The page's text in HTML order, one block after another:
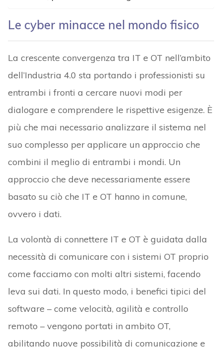
Le cyber minacce nel mondo fisico
La crescente convergenza tra IT e OT nell’ambito
dell’Industria 4.0 sta portando i professionisti su
entrambi i fronti a cercare nuovi modi per
dialogare e comprendere le rispettive esigenze. È
più che mai necessario analizzare il sistema nel
suo complesso per applicare un approccio che
combini il meglio di entrambi i mondi. Un
approccio che deve necessariamente essere
basato su ciò che IT e OT hanno in comune,
ovvero i dati.
La volontà di connettere IT e OT è guidata dalla
necessità di comunicare con i sistemi OT proprio
come facciamo con molti altri sistemi, facendo
leva sui dati. In questo modo, i benefici tipici del
software – come velocità, agilità e controllo
remoto – vengono portati in ambito OT,
abilitando nuove possibilità di comunicazione e